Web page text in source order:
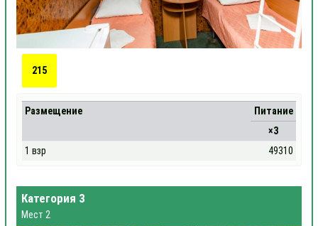
215
Размещение
Питание
×3
1 взр
49310
Категория 3
Мест 2